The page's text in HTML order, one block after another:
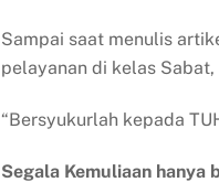
Sampai saat menulis
pelayanan di kelas
“Bersyukurlah kepada
Segala Kemuliaan hanya